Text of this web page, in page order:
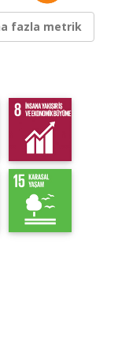
fazla metrik